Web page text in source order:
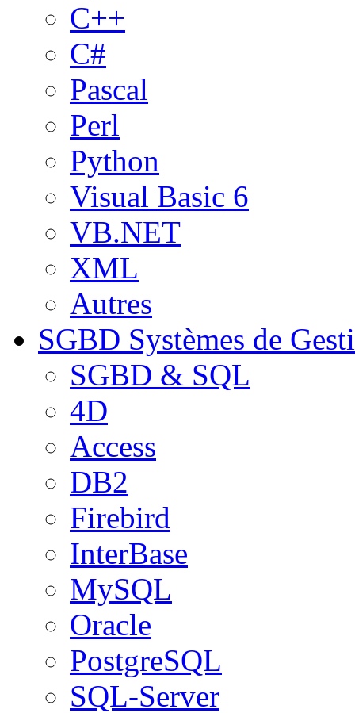
C++
C#
Pascal
Perl
Python
Visual Basic 6
VB.NET
XML
Autres
SGBD Systèmes de
SGBD & SQL
4D
Access
DB2
Firebird
InterBase
MySQL
Oracle
PostgreSQL
SQL-Server